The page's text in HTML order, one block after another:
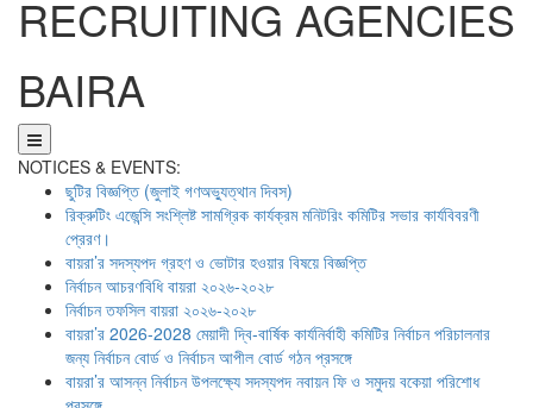
RECRUITING AGENCIES
BAIRA
NOTICES & EVENTS:
ছুটির বিজ্ঞপ্তি (জুলাই গণঅভ্যুত্থান দিবস)
রিক্রুটিং এজেন্সি সংশ্লিষ্ট সামগ্রিক কার্যক্রম মনিটরিং কমিটির সভার কার্যবিবরণী
প্রেরণ।
বায়রা’র সদস্যপদ গ্রহণ ও ভোটার হওয়ার বিষয়ে বিজ্ঞপ্তি
নির্বাচন আচরণবিধি বায়রা ২০২৬-২০২৮
নির্বাচন তফসিল বায়রা ২০২৬-২০২৮
বায়রা’র 2026-2028 মেয়াদী দ্বি-বার্ষিক কার্যনির্বাহী কমিটির নির্বাচন পরিচালনার
জন্য নির্বাচন বোর্ড ও নির্বাচন আপীল বোর্ড গঠন প্রসঙ্গে
বায়রা’র আসন্ন নির্বাচন উপলক্ষ্যে সদস্যপদ নবায়ন ফি ও সমুদয় বকেয়া পরিশোধ